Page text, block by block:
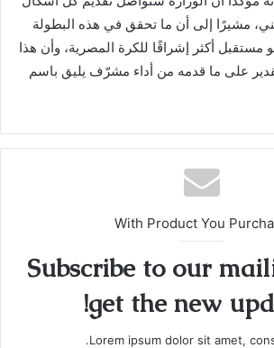
مشيرًا إلى أن ما تحقق في هذه البطولة
مستقبل أكثر إشراقًا للكرة المصرية، وأن هذا
على ما قدمه من أداء مشرّف يليق باسم
With Product You
Subscribe to our
get the new
Lorem ipsum dolor sit amet,